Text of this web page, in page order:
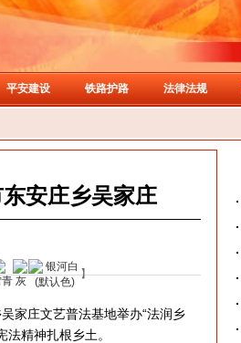
平安建设 铁路护路 法律法规
安庄乡吴家庄
】
庄文艺普法基地举办“法润乡
法精神扎根乡土。